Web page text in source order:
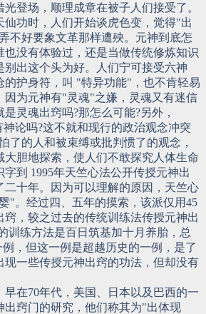
登场，顺理成章在被子人们接受了。
仙功时，人们开始谈虎色变，觉得"出
不好要象文革那样遭殃。元神到底怎
也没有体验过，还是当做传统修炼知识
别出这个头为好。人们宁可接受六神
的护身符，叫 "特异功能"，也不肯轻易
因为元神有"灵魂"之嫌，灵魂又有迷信
灵魂出窍吗?那怎么可能?另外，
论吗?这不就和现行的政治观念冲突
了的人和被束缚或批判惯了的观念，
大胆地探索，使人们不敢探究人体生命
到 1995年天竺心法公开传授元神出
二十年。因为可以理解的原因，天竺心
"。经过四、五年的摸索，该派仅用45
窍，较之过去的传统训练法传授元神出
训练方法是百日筑基加十月养胎，总
，但这一例是超越历史的一例，是了
现一些传授元神出窍的功法，但却没有
在70年代，美国、日本以及巴西的一
出窍门的研究，他们称其为"出体现